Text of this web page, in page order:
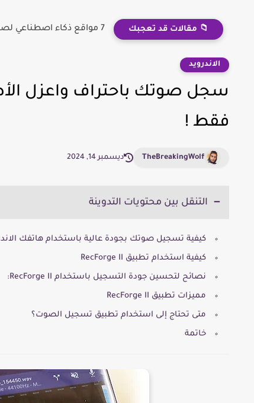
📁 مقالات قد تعجبك 7 مواقع ذكاء اصطناعي لصنع محتوى بدون تعب مجـانا 2023
الاندرويد
سجل صوتك باحتراف واعزل
فقط !
TheBreakingWolf ديسمبر 14, 2024
التنقل بين محتويات التدوينة
كيفية تسجيل صوتك بجودة عالية باستخدام هاتفك
كيفية استخدام تطبيق RecForge II
نصائح لتحسين جودة التسجيل باستخدام RecForge II:
مميزات تطبيق RecForge II
متى تحتاج إلى استخدام تطبيق تسجيل الصوت؟
خاتمة